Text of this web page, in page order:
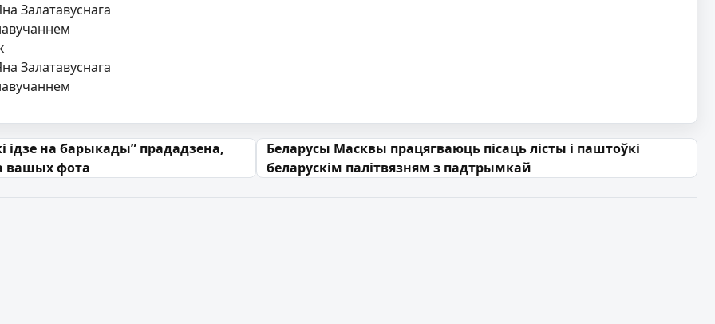
Залатавуснага
Залатавуснага
ідзе на барыкады” прададзена,
вашых фота
Беларусы Масквы працягваюць пісаць лісты і паштоўкі
беларускім палітвязням з падтрымкай